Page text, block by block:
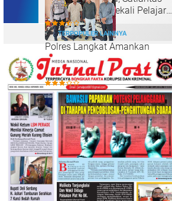
Polres Langkat Bekali Pelajar
SMP.
Polres Langkat Amankan
Ibadah Minggu di Empat
Gereja, Wujud Komitmen Jaga
Kerukunan Umat Beragama.
TERPOPULER LAINNYA